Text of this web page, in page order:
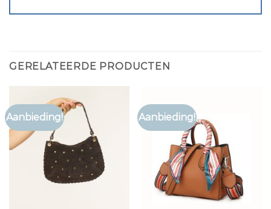
GERELATEERDE PRODUCTEN
Aanbieding! Aanbieding!